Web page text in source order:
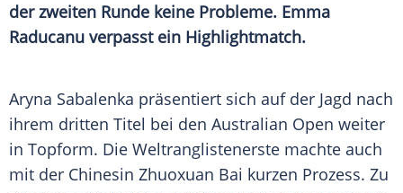
der zweiten Runde keine Probleme. Emma
Raducanu verpasst ein Highlightmatch.
Aryna Sabalenka präsentiert sich auf der Jagd nach
ihrem dritten Titel bei den Australian Open weiter
in Topform. Die Weltranglistenerste machte auch
mit der Chinesin Zhuoxuan Bai kurzen Prozess. Zu